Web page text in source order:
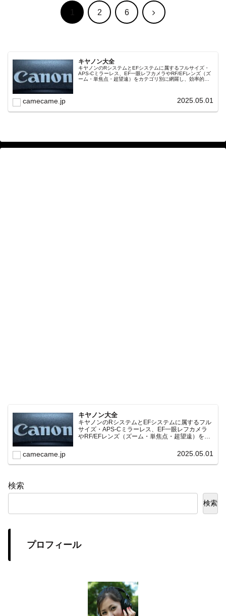
1 2 6 次
キヤノン大全
キヤノンのRシステムとEFシステムに属するフルサイズ・
APS-Cミラーレス、EF一眼レフカメラやRF/EFレンズ（ズ
ーム・単焦点・超望遠）をカテゴリ別に網羅し、効率的に
camecame.jp 2025.05.01
キヤノン大全
キヤノンのRシステムとEFシステムに属するフル
サイズ・APS-Cミラーレス、EF一眼レフカメラ
やRF/EFレンズ（ズーム・単焦点・超望遠）をカ
常に機種の内部リンク設計で回遊性向上と快適表
camecame.jp 2025.05.01
検索
検索
プロフィール